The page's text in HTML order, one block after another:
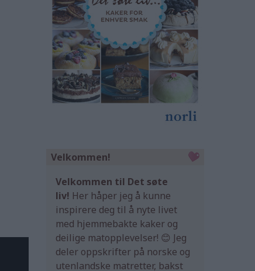
Velkommen!
Velkommen til Det søte
liv! Her håper jeg å kunne
inspirere deg til å nyte livet
med hjemmebakte kaker og
deilige matopplevelser! 😊 Jeg
deler oppskrifter på norske og
utenlandske matretter, bakst